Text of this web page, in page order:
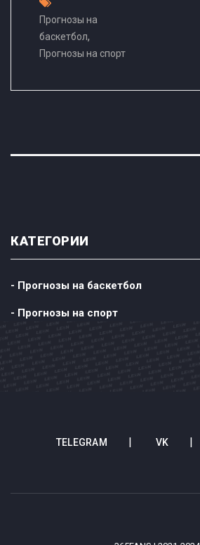
Прогнозы на
баскетбол,
Прогнозы на спорт
КАТЕГОРИИ
- Прогнозы на баскетбол
- Прогнозы на спорт
TELEGRAM VK